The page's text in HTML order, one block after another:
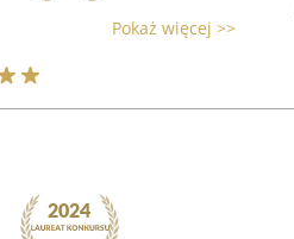
Pokaż więcej >>